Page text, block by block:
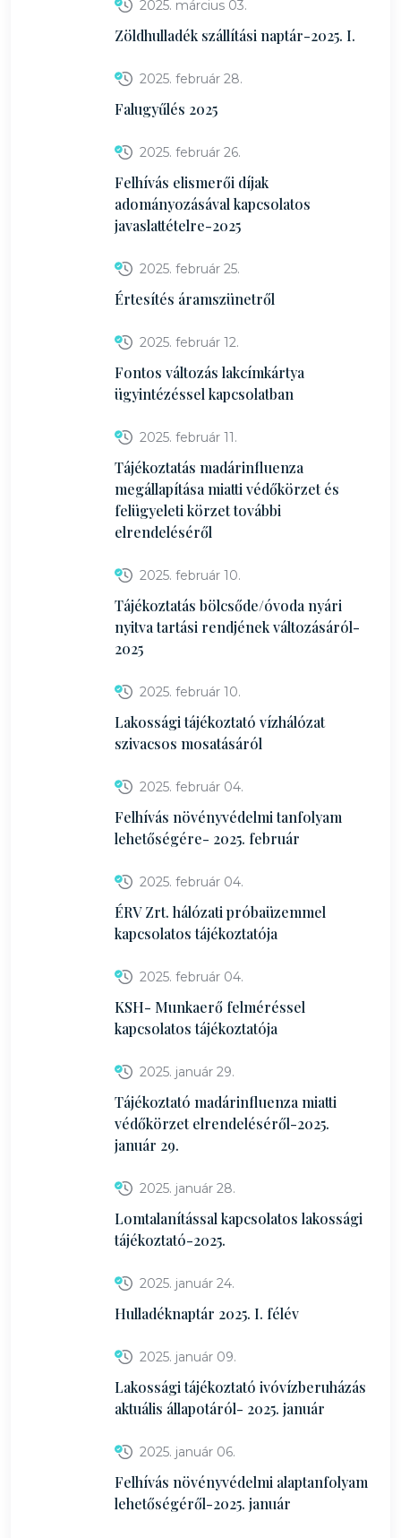
2025. március 03.
Zöldhulladék szállítási naptár-2025. I.
2025. február 28.
Falugyűlés 2025
2025. február 26.
Felhívás elismerői díjak
adományozásával kapcsolatos
javaslattételre-2025
2025. február 25.
Értesítés áramszünetről
2025. február 12.
Fontos változás lakcímkártya
ügyintézéssel kapcsolatban
2025. február 11.
Tájékoztatás madárinfluenza
megállapítása miatti védőkörzet és
felügyeleti körzet további
elrendeléséről
2025. február 10.
Tájékoztatás bölcsőde/óvoda nyári
nyitva tartási rendjének változásáról-
2025
2025. február 10.
Lakossági tájékoztató vízhálózat
szivacsos mosatásáról
2025. február 04.
Felhívás növényvédelmi tanfolyam
lehetőségére- 2025. február
2025. február 04.
ÉRV Zrt. hálózati próbaüzemmel
kapcsolatos tájékoztatója
2025. február 04.
KSH- Munkaerő felméréssel
kapcsolatos tájékoztatója
2025. január 29.
Tájékoztató madárinfluenza miatti
védőkörzet elrendeléséről-2025.
január 29.
2025. január 28.
Lomtalanítással kapcsolatos lakossági
tájékoztató-2025.
2025. január 24.
Hulladéknaptár 2025. I. félév
2025. január 09.
Lakossági tájékoztató ivóvízberuházás
aktuális állapotáról- 2025. január
2025. január 06.
Felhívás növényvédelmi alaptanfolyam
lehetőségéről-2025. január